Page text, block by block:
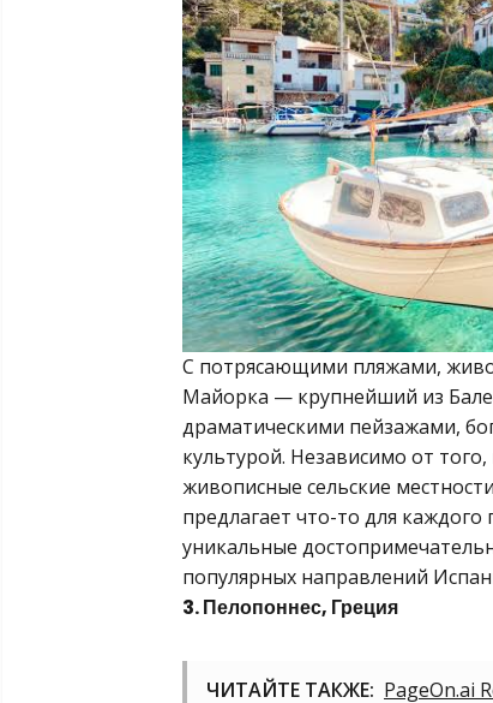
С потрясающими пляжами,
Майорка — крупнейший из
драматическими пейзажами,
культурой. Независимо от
живописные сельские
предлагает что-то для
уникальные
популярных направлений
3. Пелопоннес, Греция
ЧИТАЙТЕ ТАКЖЕ: PageOn.ai